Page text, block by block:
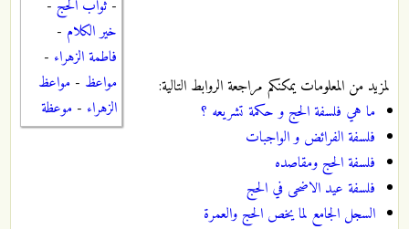
- ثواب الحج -
خير الكلام -
فاطمة الزهراء -
مواعظ - مواعظ
الزهراء - موعظة
لمزيد من المعلومات يمكنكم مراجعة الروابط التالية:
ما هي فلسفة الحج و حكمة تشريعه ؟
فلسفة الفرائض و الواجبات
فلسفة الحج ومقاصده
فلسفة عيد الاضحى في الحج
السجل الجامع لما يخص الحج والعمرة